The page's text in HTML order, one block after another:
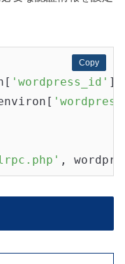
Copy
Copy
'wordpress_id'